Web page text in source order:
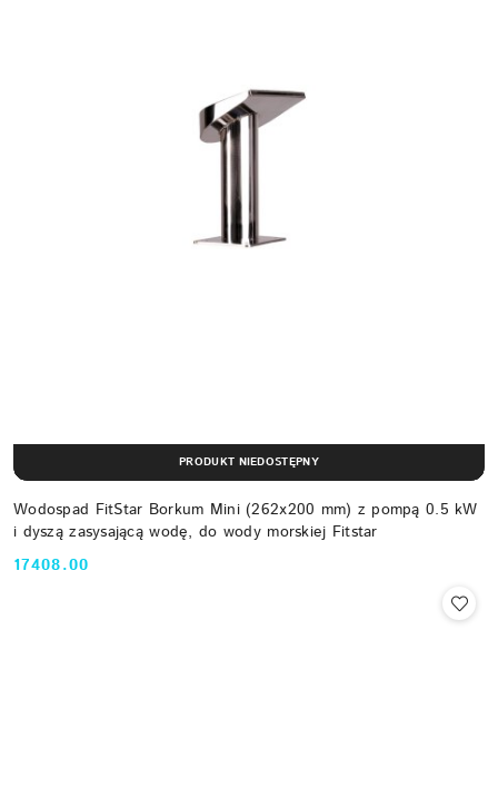
Wodospad FitStar Borkum Mini (262x200 mm) z pompą 0.5 kW
i dyszą zasysającą wodę, do wody morskiej Fitstar
Cena:
17408.00
PRODUKT NIEDOSTĘPNY